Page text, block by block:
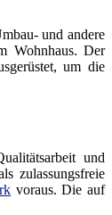
und andere
Wohnhaus. Der
um die
und
zulassungsfreie
voraus. Die auf